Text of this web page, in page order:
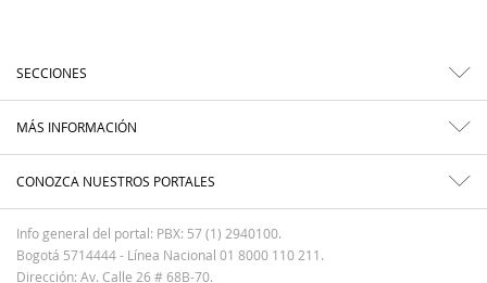
SECCIONES
MÁS INFORMACIÓN
CONOZCA NUESTROS PORTALES
Info general del portal: PBX: 57 (1) 2940100.
Bogotá 5714444 - Línea Nacional 01 8000 110 211.
Dirección: Av. Calle 26 # 68B-70.